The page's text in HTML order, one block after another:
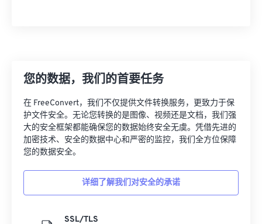
您的数据，我们的首要任务
在 FreeConvert，我们不仅提供文件转换服务，更致力于保
护文件安全。无论您转换的是图像、视频还是文档，我们强
大的安全框架都能确保您的数据始终安全无虞。凭借先进的
加密技术、安全的数据中心和严密的监控，我们全方位保障
您的数据安全。
详细了解我们对安全的承诺
SSL/TLS